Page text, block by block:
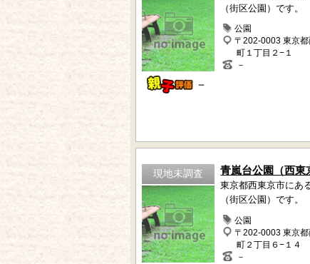
－
（街区公園）です。
公園
〒202-0003 東京
町１丁目２−１
－
現地未調査 青嵐台公園（西東
東京都西東京市にあ
（街区公園）です。
公園
〒202-0003 東京
町２丁目６−１４
－